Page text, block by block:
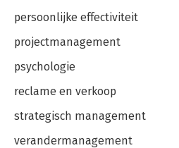
persoonlijke effectiviteit
projectmanagement
psychologie
reclame en verkoop
strategisch management
verandermanagement